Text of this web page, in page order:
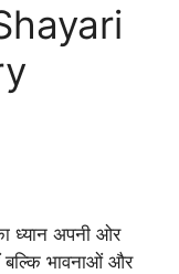
ध्यान अपनी ओर
भावनाओं और